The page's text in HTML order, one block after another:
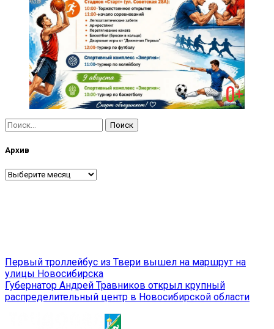
Найти:
Архив
Архив
Навигация
по
записям
Первый троллейбус из Твери вышел на маршрут на
улицы Новосибирска
Губернатор Андрей Травников открыл крупный
распределительный центр в Новосибирской области